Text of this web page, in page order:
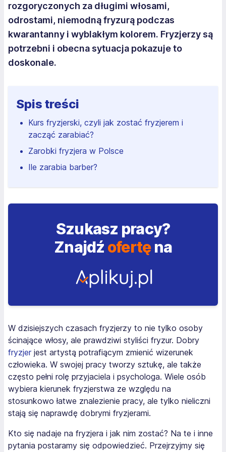
rozgoryczonych za długimi włosami,
odrostami, niemodną fryzurą podczas
kwarantanny i wyblakłym kolorem. Fryzjerzy są
potrzebni i obecna sytuacja pokazuje to
doskonale.
Spis treści
Kurs fryzjerski, czyli jak zostać fryzjerem i
zacząć zarabiać?
Zarobki fryzjera w Polsce
Ile zarabia barber?
Szukasz pracy?
Znajdź ofertęna
W dzisiejszych czasach fryzjerzy to nie tylko osoby
ścinające włosy, ale prawdziwi styliści fryzur. Dobry
fryzjerjest artystą potrafiącym zmienić wizerunek
człowieka. W swojej pracy tworzy sztukę, ale także
często pełni rolę przyjaciela i psychologa. Wiele osób
wybiera kierunek fryzjerstwa ze względu na
stosunkowo łatwe znalezienie pracy, ale tylko nieliczni
stają się naprawdę dobrymi fryzjerami.
Kto się nadaje na fryzjera i jak nim zostać? Na te i inne
pytania postaramy się odpowiedzieć. Przejrzyjmy się